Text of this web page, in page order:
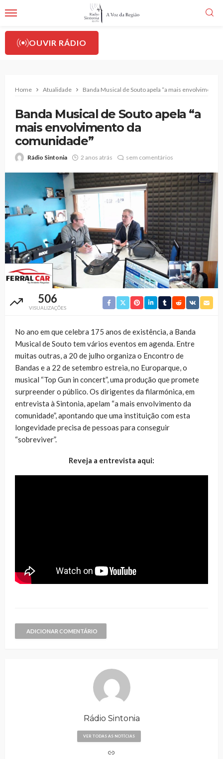
OUVIR RÁDIO
Home Atualidade Banda Musical de Souto apela “a mais envolvimento
Banda Musical de Souto apela “a
mais envolvimento da
comunidade”
Rádio Sintonia 2 anos atrás sem comentários
506
VISUALIZAÇÕES
No ano em que celebra 175 anos de existência, a Banda
Musical de Souto tem vários eventos em agenda. Entre
muitas outras, a 20 de julho organiza o Encontro de
Bandas e a 22 de setembro estreia, no Europarque, o
musical “Top Gun in concert”, uma produção que promete
surpreender o público. Os dirigentes da filarmónica, em
entrevista à Sintonia, apelam “a mais envolvimento da
comunidade”, apontando que uma instituição com esta
longevidade precisa de pessoas para conseguir
“sobreviver”.
Reveja a entrevista aqui:
ADICIONAR COMENTÁRIO
Rádio Sintonia
VER TODAS AS NOTÍCIAS